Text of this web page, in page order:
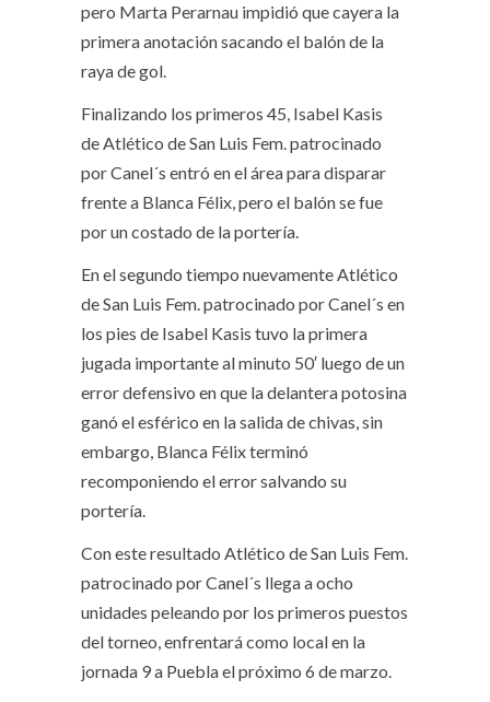
pero Marta Perarnau impidió que cayera la
primera anotación sacando el balón de la
raya de gol.
Finalizando los primeros 45, Isabel Kasis
de Atlético de San Luis Fem. patrocinado
por Canel´s entró en el área para disparar
frente a Blanca Félix, pero el balón se fue
por un costado de la portería.
En el segundo tiempo nuevamente Atlético
de San Luis Fem. patrocinado por Canel´s en
los pies de Isabel Kasis tuvo la primera
jugada importante al minuto 50′ luego de un
error defensivo en que la delantera potosina
ganó el esférico en la salida de chivas, sin
embargo, Blanca Félix terminó
recomponiendo el error salvando su
portería.
Con este resultado Atlético de San Luis Fem.
patrocinado por Canel´s llega a ocho
unidades peleando por los primeros puestos
del torneo, enfrentará como local en la
jornada 9 a Puebla el próximo 6 de marzo.